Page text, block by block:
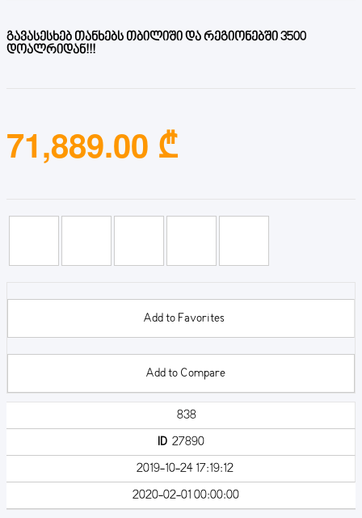
გავასესხებ თანხებს თბილიში და რეგიონებში 3500
დოალრიდან!!!
71,889.00 ₾
Add to Favorites
Add to Compare
838
ID27890
2019-10-24 17:19:12
2020-02-01 00:00:00